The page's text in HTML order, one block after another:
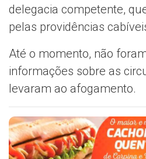
delegacia competente,
pelas providências
Até o momento, não
informações sobre as
levaram ao afogamento.